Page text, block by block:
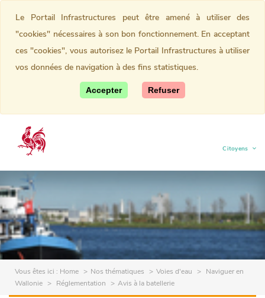
Citoyens
(current)
Vous êtes ici : Home Nos thématiques Voies d'eau
Naviguer en
Wallonie
Réglementation Avis à la batellerie
Le Portail Infrastructures peut être amené à utiliser des
"cookies" nécessaires à son bon fonctionnement. En acceptant
ces "cookies", vous autorisez le Portail Infrastructures à utiliser
vos données de navigation à des fins statistiques.
Accepter Refuser